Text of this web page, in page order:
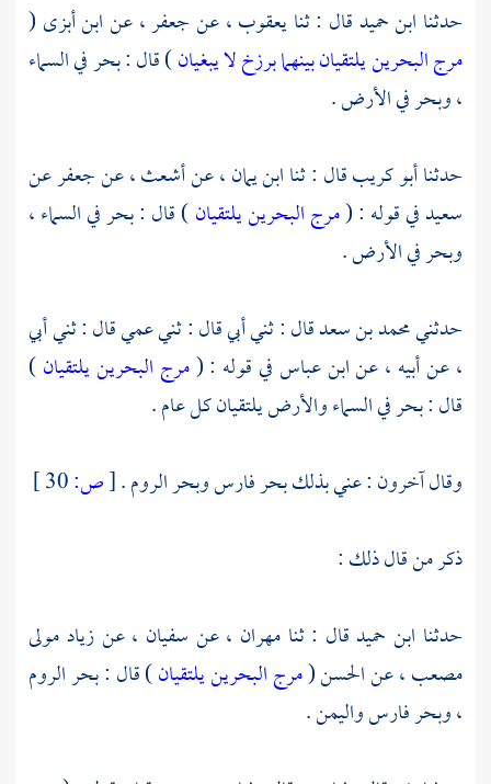
حدثنا ابن حميدقال : ثنايعقوب، عنجعفر، عنابن أبزى (
مرج البحرين يلتقيان بينهما برزخ لا يبغيان) قال : بحر في السماء
، وبحر في الأرض .
حدثناأبو كريبقال : ثناابن يمان، عنأشعث، عنجعفرعن
سعيدفي قوله : (مرج البحرين يلتقيان) قال : بحر في السماء ،
وبحر في الأرض .
حدثنيمحمد بن سعدقال : ثني أبي قال : ثني عمي قال : ثني أبي
، عن أبيه ، عنابن عباسفي قوله : (مرج البحرين يلتقيان)
قال : بحر في السماء والأرض يلتقيان كل عام .
وقال آخرون : عني بذلكبحر فارسوبحر الروم.
[ص:
ذكر من قال ذلك :
حدثنا ابن حميدقال : ثنامهران ، عن سفيان ، عنزياد مولى
مصعب، عنالحسن(مرج البحرين يلتقيان) قال :بحر الروم
،وبحر فارسواليمن.